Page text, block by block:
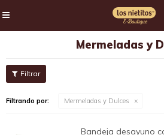

Mermeladas y
Filtrando por: Mermeladas y Dulces
Bandeja desayuno